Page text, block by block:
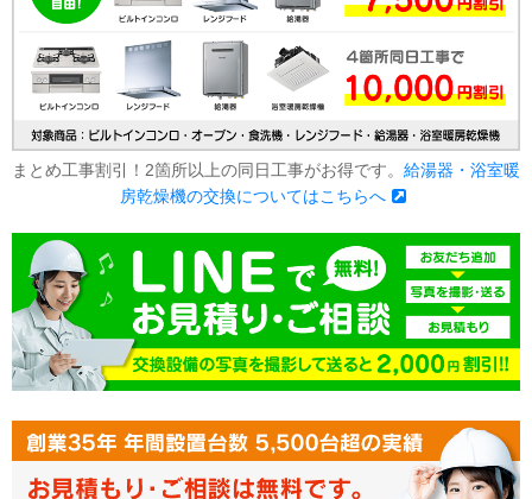
まとめ工事割引！2箇所以上の同日工事がお得です。 給湯器・浴室暖
房乾燥機の交換についてはこちらへ